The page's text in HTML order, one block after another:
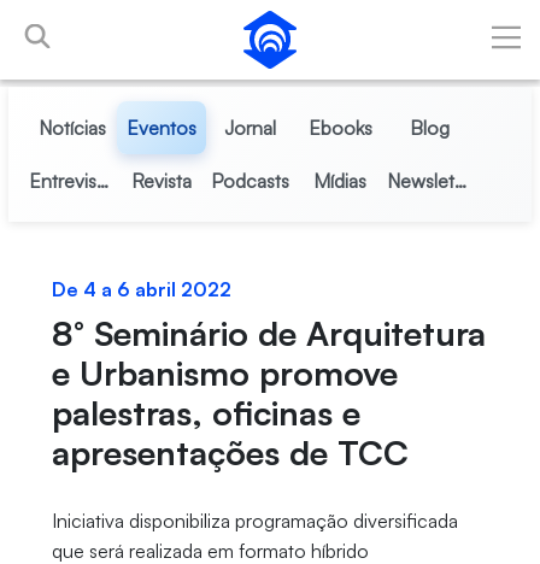
Pular para o Conteúdo principal
Notícias Eventos Jornal Ebooks Blog
Entrevistas Revista Podcasts Mídias Newsletter
De 4 a 6 abril 2022
8° Seminário de Arquitetura
e Urbanismo promove
palestras, oficinas e
apresentações de TCC
Iniciativa disponibiliza programação diversificada
que será realizada em formato híbrido